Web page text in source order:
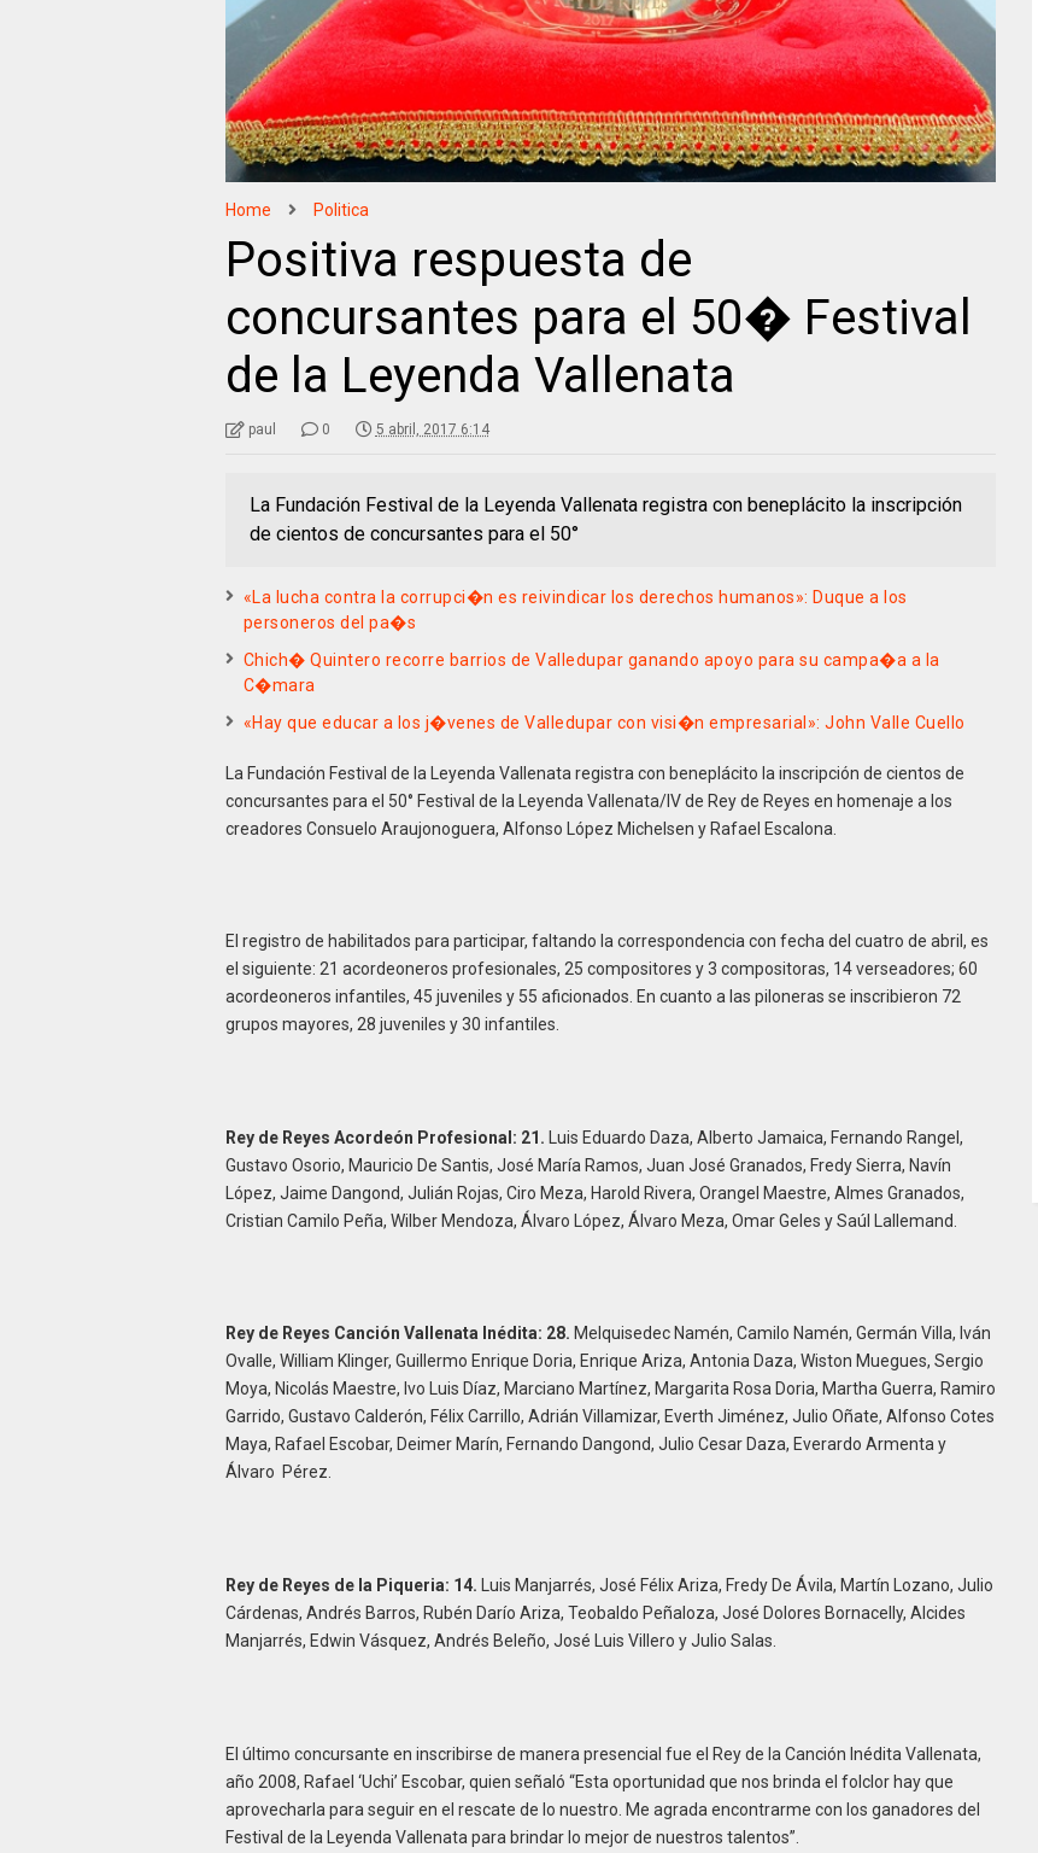
Home Politica
Positiva respuesta de
concursantes para el 50� Festival
de la Leyenda Vallenata
paul 0 5 abril, 2017 6:14
La Fundación Festival de la Leyenda Vallenata registra con beneplácito la inscripción
de cientos de concursantes para el 50°
«La lucha contra la corrupci�n es reivindicar los derechos humanos»: Duque a los
personeros del pa�s
Chich� Quintero recorre barrios de Valledupar ganando apoyo para su campa�a a la
C�mara
«Hay que educar a los j�venes de Valledupar con visi�n empresarial»: John Valle Cuello
La Fundación Festival de la Leyenda Vallenata registra con beneplácito la inscripción de cientos de
concursantes para el 50° Festival de la Leyenda Vallenata/IV de Rey de Reyes en homenaje a los
creadores Consuelo Araujonoguera, Alfonso López Michelsen y Rafael Escalona.
El registro de habilitados para participar, faltando la correspondencia con fecha del cuatro de abril, es
el siguiente: 21 acordeoneros profesionales, 25 compositores y 3 compositoras, 14 verseadores; 60
acordeoneros infantiles, 45 juveniles y 55 aficionados. En cuanto a las piloneras se inscribieron 72
grupos mayores, 28 juveniles y 30 infantiles.
Rey de Reyes Acordeón Profesional: 21. Luis Eduardo Daza, Alberto Jamaica, Fernando Rangel,
Gustavo Osorio, Mauricio De Santis, José María Ramos, Juan José Granados, Fredy Sierra, Navín
López, Jaime Dangond, Julián Rojas, Ciro Meza, Harold Rivera, Orangel Maestre, Almes Granados,
Cristian Camilo Peña, Wilber Mendoza, Álvaro López, Álvaro Meza, Omar Geles y Saúl Lallemand.
Rey de Reyes Canción Vallenata Inédita: 28. Melquisedec Namén, Camilo Namén, Germán Villa, Iván
Ovalle, William Klinger, Guillermo Enrique Doria, Enrique Ariza, Antonia Daza, Wiston Muegues, Sergio
Moya, Nicolás Maestre, Ivo Luis Díaz, Marciano Martínez, Margarita Rosa Doria, Martha Guerra, Ramiro
Garrido, Gustavo Calderón, Félix Carrillo, Adrián Villamizar, Everth Jiménez, Julio Oñate, Alfonso Cotes
Maya, Rafael Escobar, Deimer Marín, Fernando Dangond, Julio Cesar Daza, Everardo Armenta y
Álvaro Pérez.
Rey de Reyes de la Piqueria: 14. Luis Manjarrés, José Félix Ariza, Fredy De Ávila, Martín Lozano, Julio
Cárdenas, Andrés Barros, Rubén Darío Ariza, Teobaldo Peñaloza, José Dolores Bornacelly, Alcides
Manjarrés, Edwin Vásquez, Andrés Beleño, José Luis Villero y Julio Salas.
El último concursante en inscribirse de manera presencial fue el Rey de la Canción Inédita Vallenata,
año 2008, Rafael ‘Uchi’ Escobar, quien señaló “Esta oportunidad que nos brinda el folclor hay que
aprovecharla para seguir en el rescate de lo nuestro. Me agrada encontrarme con los ganadores del
Festival de la Leyenda Vallenata para brindar lo mejor de nuestros talentos”.